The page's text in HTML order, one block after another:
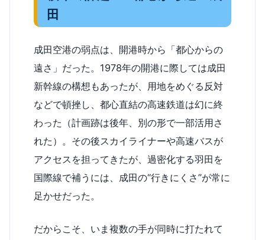
田
成田空港の弱点は、開港時から「都心からの
遠さ」だった。1978年の開港に際しては成田
新幹線の構想もあったが、用地をめぐる反対
などで頓挫し、都心直結の高速鉄道は幻に終
わった（計画跡は後年、別の形で一部活用さ
れた）。その後スカイライナーや高速バスが
アクセスを担ってきたが、過密化する羽田を
国際線で補うには、成田の“行きにくさ”が常に
足かせだった。
だからこそ、いま複数の手が同時に打たれて